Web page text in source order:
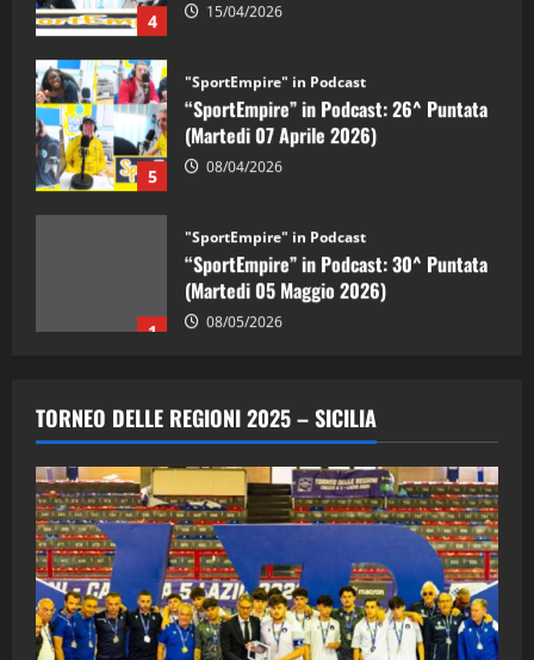
4
5
“SportEmpire” in Podcast: 26^ Puntata
(Martedi 07 Aprile 2026)
1
“SportEmpire” in Podcast: 30^ Puntata
(Martedi 05 Maggio 2026)
2
“SportEmpire” in Podcast: 29^ Puntata
(Martedi 28 Aprile 2026)
28/04/2026
3
"SportEmpire" in Podcast
“SportEmpire” in Podcast: 28^ Puntata
(Martedi 21 Aprile 2026)
21/04/2026
TORNEO DELLE REGIONI 2025 – SICILIA